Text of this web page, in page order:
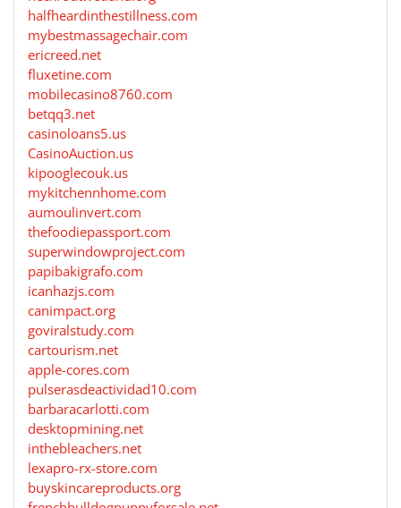
halfheardinthestillness.com
mybestmassagechair.com
ericreed.net
fluxetine.com
mobilecasino8760.com
betqq3.net
casinoloans5.us
CasinoAuction.us
kipooglecouk.us
mykitchennhome.com
aumoulinvert.com
thefoodiepassport.com
superwindowproject.com
papibakigrafo.com
icanhazjs.com
canimpact.org
goviralstudy.com
cartourism.net
apple-cores.com
pulserasdeactividad10.com
barbaracarlotti.com
desktopmining.net
inthebleachers.net
lexapro-rx-store.com
buyskincareproducts.org